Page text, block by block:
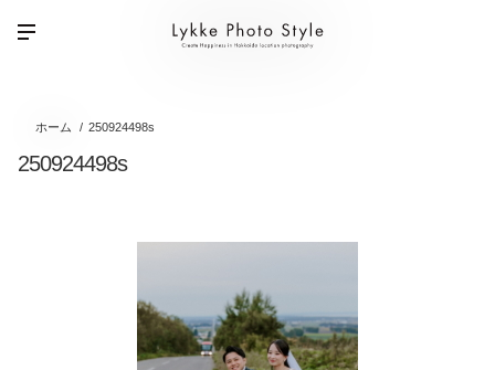
ホーム 250924498s
250924498s